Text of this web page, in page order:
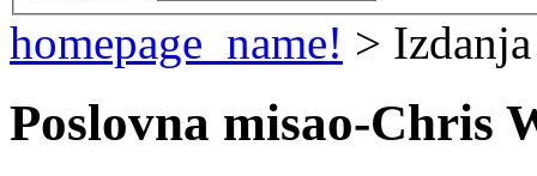
homepage_name! >
Poslovna misao-Chris